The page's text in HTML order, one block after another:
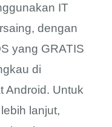
IT
dengan
yang GRATIS
di
Android. Untuk
lanjut,